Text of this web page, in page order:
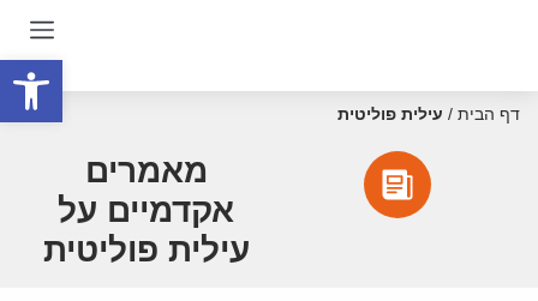
דף הבית / עילית פוליטית
מאמרים
אקדמיים על
עילית פוליטית
פתח